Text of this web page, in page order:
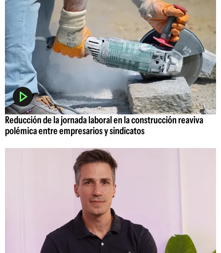
Reducción de la jornada laboral en la construcción reaviva
polémica entre empresarios y sindicatos